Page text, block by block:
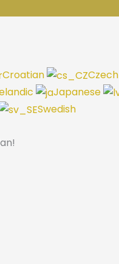
Croatian Czech
Japanese
Swedish